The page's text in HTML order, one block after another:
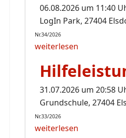
06.08.2026 um 11:40
LogIn Park, 27404
Nr.34/2026
weiterlesen
31.07.2026 um 20:58
Grundschule, 27404
Nr.33/2026
weiterlesen